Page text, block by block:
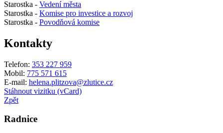
Starostka - Vedení města
Starostka - Komise pro investice a rozvoj
Starostka - Povodňová komise
Kontakty
Telefon: 353 227 959
Mobil: 775 571 615
E-mail: helena.plitzova@zlutice.cz
Stáhnout vizitku (vCard)
Zpět
Radnice